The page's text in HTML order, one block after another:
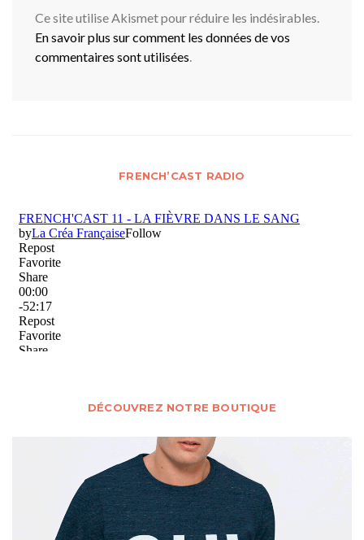
Ce site utilise Akismet pour réduire les indésirables.
En savoir plus sur comment les données de vos
commentaires sont utilisées
FRENCH’CAST RADIO
DÉCOUVREZ NOTRE BOUTIQUE